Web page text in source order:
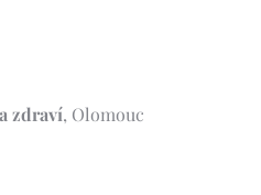
zdraví, Olomouc